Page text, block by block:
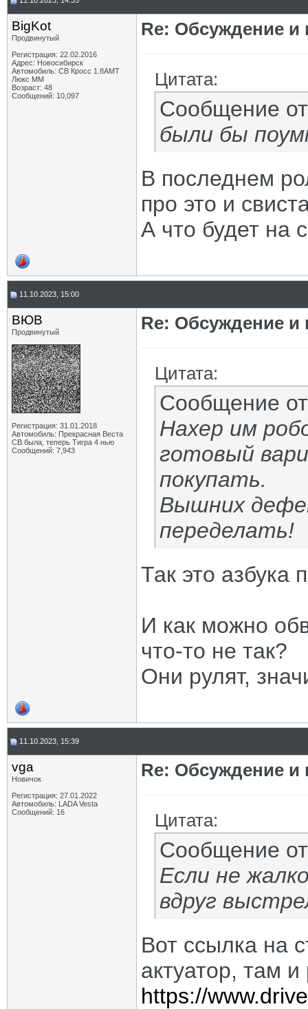
BigKot
Продвинутый
Регистрация: 22.02.2016
Адрес: Новосибирск
Автомобиль: СВ Кросс 1.8АМТ
Люкс ММ
Возраст: 48
Сообщений: 10,097
Re: Обсуждение
Цитата:
Сообщение
были бы
В последнем
про это и
А что будет на
11.10.2023, 15:00
ВЮВ
Продвинутый
Регистрация: 31.01.2018
Автомобиль: Прекрасная Веста
СВ была, теперь Тигра 4 нью
Сообщений: 7,943
Re: Обсуждение
Цитата:
Сообщение
Нахер им
готовый
покупать.
Вышних
переделать!
Так это азбука
И как можно
что-то не так?
Они рулят,
11.10.2023, 15:39
vga
Новичок
Регистрация: 27.01.2022
Автомобиль: LADA Vesta
Сообщений: 16
Re: Обсуждение
Цитата:
Сообщение
Если не
вдруг
Вот ссылка на
актуатор, там
https://